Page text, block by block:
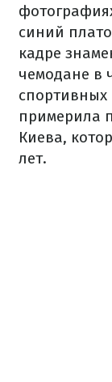
синий
кадре
чемодане в
примерила
Киева,
лет.